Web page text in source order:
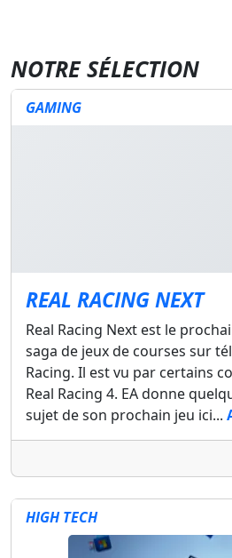
NOTRE SÉLECTION
GAMING
REAL RACING NEXT
Real Racing Next est le
saga de jeux de courses sur
Racing. Il est vu par certains
Real Racing 4. EA donne
sujet de son prochain jeu ici...
HIGH TECH